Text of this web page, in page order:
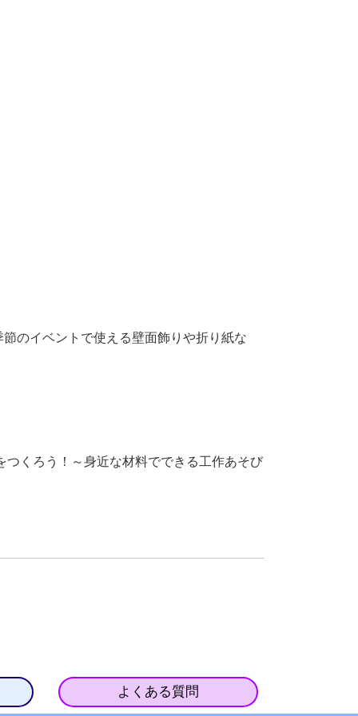
のイベントで使える壁面飾りや折り紙な
くろう！～身近な材料でできる工作あそび
よくある質問